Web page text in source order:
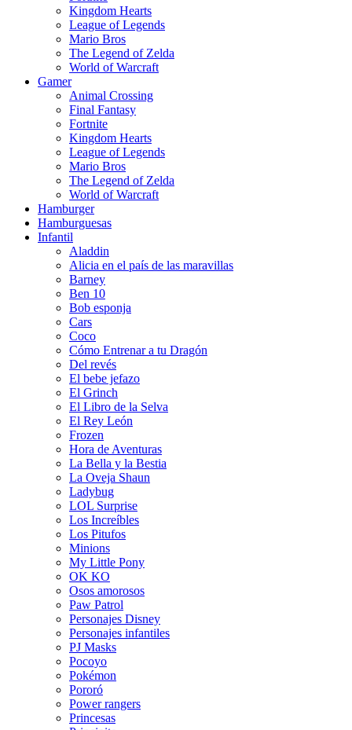
Kingdom Hearts
League of Legends
Mario Bros
The Legend of Zelda
World of Warcraft
Gamer
Animal Crossing
Final Fantasy
Fortnite
Kingdom Hearts
League of Legends
Mario Bros
The Legend of Zelda
World of Warcraft
Hamburger
Hamburguesas
Infantil
Aladdin
Alicia en el país de las maravillas
Barney
Ben 10
Bob esponja
Cars
Coco
Cómo Entrenar a tu Dragón
Del revés
El bebe jefazo
El Grinch
El Libro de la Selva
El Rey León
Frozen
Hora de Aventuras
La Bella y la Bestia
La Oveja Shaun
Ladybug
LOL Surprise
Los Increíbles
Los Pitufos
Minions
My Little Pony
OK KO
Osos amorosos
Paw Patrol
Personajes Disney
Personajes infantiles
PJ Masks
Pocoyo
Pokémon
Pororó
Power rangers
Princesas